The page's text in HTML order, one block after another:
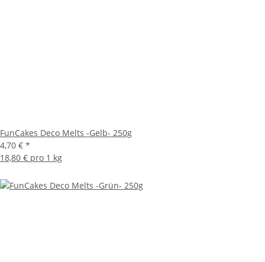
FunCakes Deco Melts -Gelb- 250g
4,70 € *
18,80 € pro 1 kg